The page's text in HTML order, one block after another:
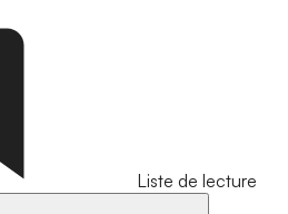
Liste de lecture